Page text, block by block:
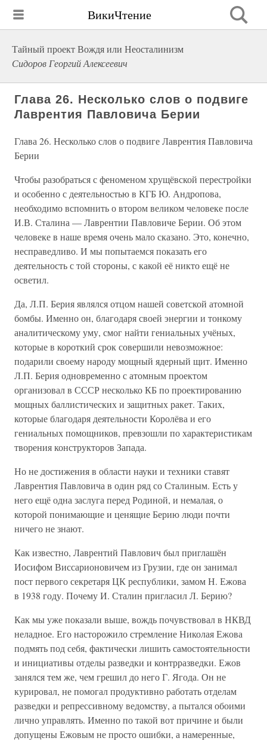
ВикиЧтение
Тайный проект Вождя или Неосталинизм
Сидоров Георгий Алексеевич
Глава 26. Несколько слов о подвиге
Лаврентия Павловича Берии
Глава 26. Несколько слов о подвиге Лаврентия Павловича
Берии
Чтобы разобраться с феноменом хрущёвской перестройки
и особенно с деятельностью в КГБ Ю. Андропова,
необходимо вспомнить о втором великом человеке после
И.В. Сталина — Лаврентии Павловиче Берии. Об этом
человеке в наше время очень мало сказано. Это, конечно,
несправедливо. И мы попытаемся показать его
деятельность с той стороны, с какой её никто ещё не
осветил.
Да, Л.П. Берия являлся отцом нашей советской атомной
бомбы. Именно он, благодаря своей энергии и тонкому
аналитическому уму, смог найти гениальных учёных,
которые в короткий срок совершили невозможное:
подарили своему народу мощный ядерный щит. Именно
Л.П. Берия одновременно с атомным проектом
организовал в СССР несколько КБ по проектированию
мощных баллистических и защитных ракет. Таких,
которые благодаря деятельности Королёва и его
гениальных помощников, превзошли по характеристикам
творения конструкторов Запада.
Но не достижения в области науки и техники ставят
Лаврентия Павловича в один ряд со Сталиным. Есть у
него ещё одна заслуга перед Родиной, и немалая, о
которой понимающие и ценящие Берию люди почти
ничего не знают.
Как известно, Лаврентий Павлович был приглашён
Иосифом Виссарионовичем из Грузии, где он занимал
пост первого секретаря ЦК республики, замом Н. Ежова
в 1938 году. Почему И. Сталин пригласил Л. Берию?
Как мы уже показали выше, вождь почувствовал в НКВД
неладное. Его насторожило стремление Николая Ежова
подмять под себя, фактически лишить самостоятельности
и инициативы отделы разведки и контрразведки. Ежов
занялся тем же, чем грешил до него Г. Ягода. Он не
курировал, не помогал продуктивно работать отделам
разведки и репрессивному ведомству, а пытался обоими
лично управлять. Именно по такой вот причине и были
допущены Ежовым не просто ошибки, а намеренные,